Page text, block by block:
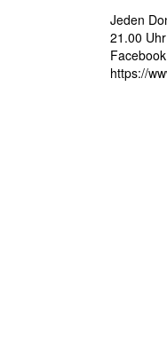
Jeden
21.00
https://